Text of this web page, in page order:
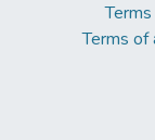
Terms of